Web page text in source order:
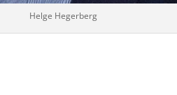
Helge Hegerberg